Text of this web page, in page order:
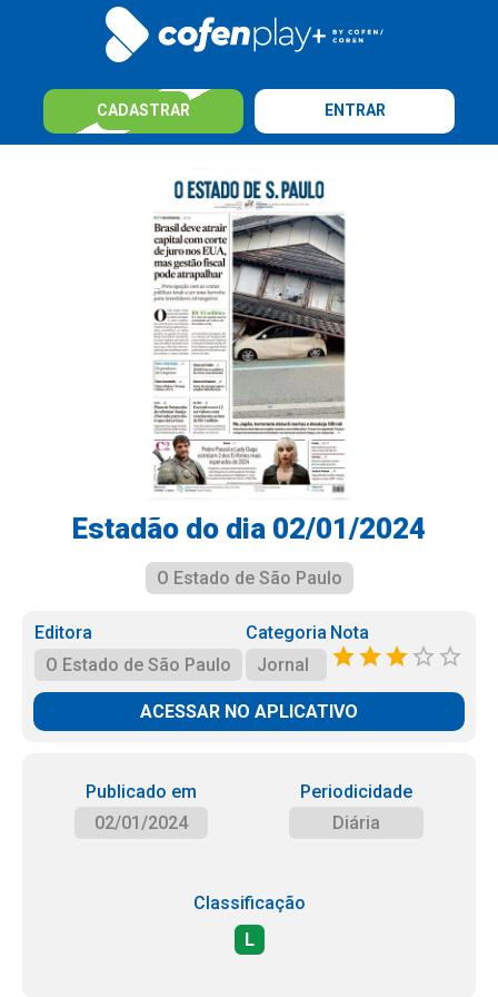
CADASTRAR ENTRAR
Estadão do dia 02/01/2024
O Estado de São Paulo
Editora
O Estado de São Paulo
Categoria
Jornal
Nota
ACESSAR NO APLICATIVO
Publicado em
02/01/2024
Periodicidade
Diária
Classificação
L